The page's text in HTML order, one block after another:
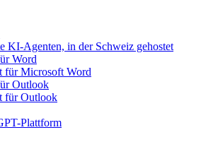
KI-Agenten, in der Schweiz gehostet
Word
für Microsoft Word
Outlook
für Outlook
Plattform